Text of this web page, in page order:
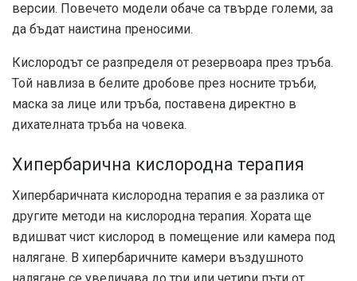
версии. Повечето модели обаче са твърде големи, за
да бъдат наистина преносими.
Кислородът се разпределя от резервоара през тръба.
Той навлиза в белите дробове през носните тръби,
маска за лице или тръба, поставена директно в
дихателната тръба на човека.
Хипербарична кислородна терапия
Хипербаричната кислородна терапия е за разлика от
другите методи на кислородна терапия. Хората ще
вдишват чист кислород в помещение или камера под
налягане. В хипербаричните камери въздушното